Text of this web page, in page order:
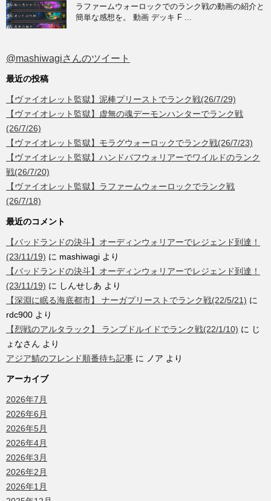
ラファームウォーロックでのランク戦の動画の紹介と
簡単な感想を。 動画 デッキ F ...
@mashiwagiさんのツイート
最近の投稿
【ヴァイオレット監獄】泥棒プリーストでランク戦(26/7/29)
【ヴァイオレット監獄】虚無の魂デーモンハンターでランク戦
(26/7/26)
【ヴァイオレット監獄】モラグウォーロックでランク戦(26/7/23)
【ヴァイオレット監獄】ハンドバフウォリアーでワイルドのランク
戦(26/7/20)
【ヴァイオレット監獄】ラファームウォーロックでランク戦
(26/7/18)
最近のコメント
【バッドランドの決斗】オーディンウォリアーでレジェンド到達！
(23/11/19) に mashiwagi より
【バッドランドの決斗】オーディンウォリアーでレジェンド到達！
(23/11/19) に しんせしあ より
【深淵に眠る海底都市】 ナーガプリーストでランク戦(22/5/21) に
rdc900 より
【烈戦のアルタラック】 ランプドルイドでランク戦(22/1/10) に じ
ょなさん より
アジア鯖のフレンド順番待ち記事 に ノア より
アーカイブ
2026年7月
2026年6月
2026年5月
2026年4月
2026年3月
2026年2月
2026年1月